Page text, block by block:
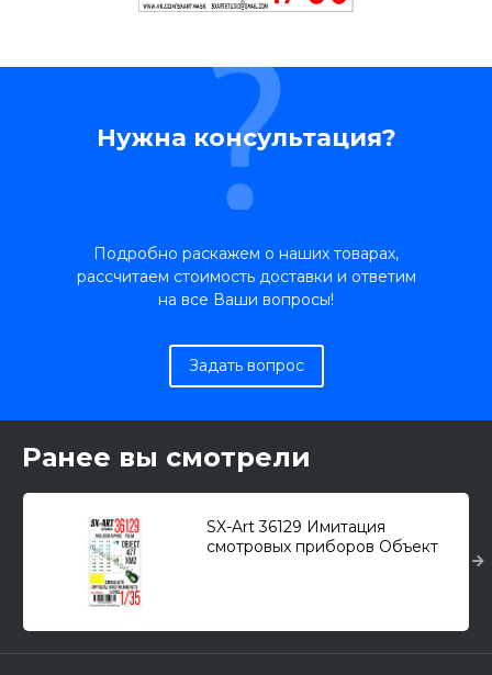
Нужна консультация?
Подробно раскажем о наших товарах,
рассчитаем стоимость доставки и ответим
на все Ваши вопросы!
Задать вопрос
Ранее вы смотрели
SX-Art 36129 Имитация
смотровых приборов Объект